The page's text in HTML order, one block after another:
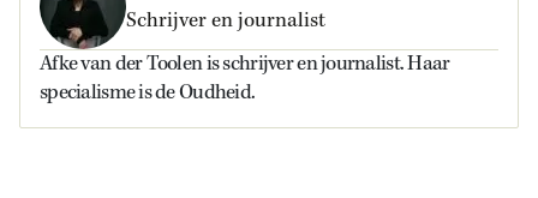
Schrijver en journalist
Afke van der Toolen is schrijver en journalist. Haar
specialisme is de Oudheid.